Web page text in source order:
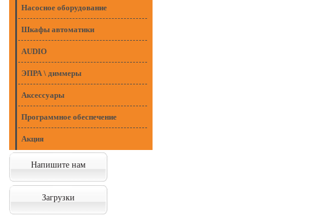
Насосное оборудование
Шкафы автоматики
AUDIO
ЭПРА \ диммеры
Аксессуары
Программное обеспечение
Акция
Напишите нам
Загрузки